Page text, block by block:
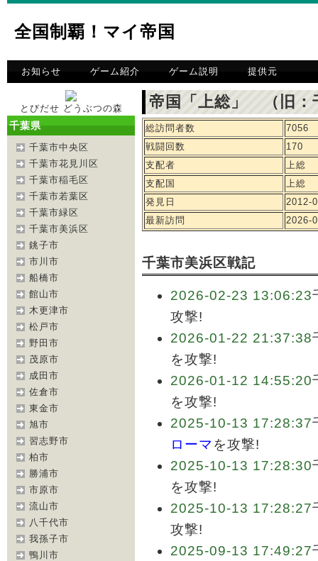
全国制覇！マイ帝国
お知らせ ゲーム紹介 ゲーム説明 提供元
とびだせ どうぶつの森
千葉県
千葉市中央区
千葉市花見川区
千葉市稲毛区
千葉市若葉区
千葉市緑区
千葉市美浜区
銚子市
市川市
船橋市
館山市
木更津市
松戸市
野田市
茂原市
成田市
佐倉市
東金市
旭市
習志野市
柏市
勝浦市
市原市
流山市
八千代市
我孫子市
鴨川市
帝国「上総」 （旧：
総訪問者数
7056
戦闘回数
170
支配者
上総
支配国
上総
発見日
2012-
最新訪問
2026-
千葉市美浜区戦記
2026-02-23 13:06:23
攻撃!
2026-01-22 21:37:38
を攻撃!
2026-01-12 14:55:20
を攻撃!
2025-10-13 17:28:37
ローマを攻撃!
2025-10-13 17:28:30
を攻撃!
2025-10-13 17:28:27
攻撃!
2025-09-13 17:49:27